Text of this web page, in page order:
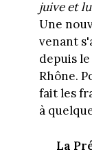
juive et
Une
venant
depuis
Rhône.
fait les
à
La